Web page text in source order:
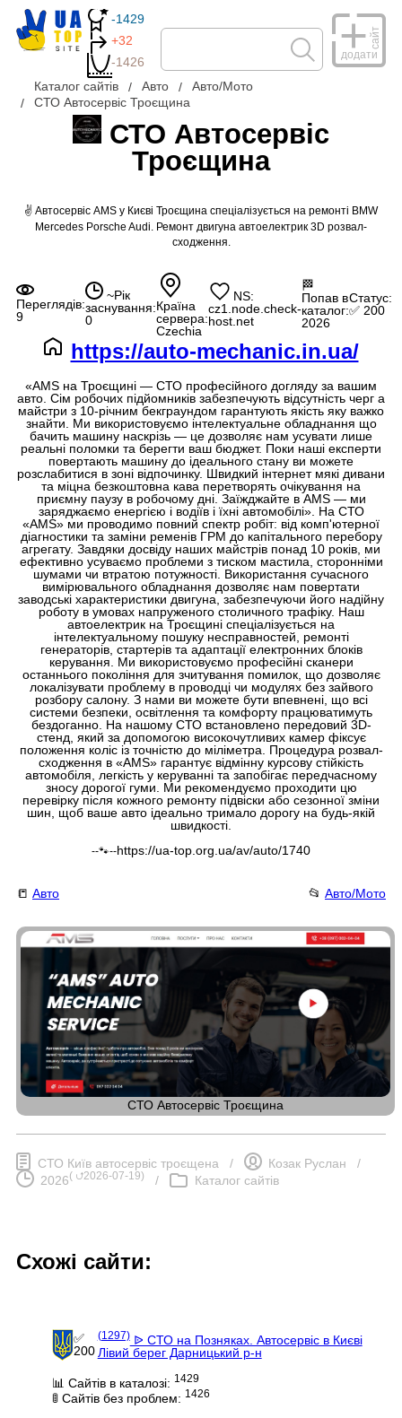
-1429
+32
-1426
додати
сайт
Каталог сайтів Авто
Авто/Мото
СТО Автосервіс Троєщина
СТО Автосервіс
Троєщина
✌ Автосервіс AMS у Києві Троєщина спеціалізується на ремонті BMW
Mercedes Porsche Audi. Ремонт двигуна автоелектрик 3D розвал-
сходження.
Переглядів:
9
~Рік
заснування:
0
Країна
сервера:
Czechia
NS:
cz1.node.check-
host.net
🏁
Попав в
каталог:
2026
Статус:
✅ 200
https://auto-mechanic.in.ua/
«AMS на Троєщині — СТО професійного догляду за вашим
авто. Сім робочих підйомників забезпечують відсутність черг а
майстри з 10-річним бекграундом гарантують якість яку важко
знайти. Ми використовуємо інтелектуальне обладнання що
бачить машину наскрізь — це дозволяє нам усувати лише
реальні поломки та берегти ваш бюджет. Поки наші експерти
повертають машину до ідеального стану ви можете
розслабитися в зоні відпочинку. Швидкий інтернет мякі дивани
та міцна безкоштовна кава перетворять очікування на
приємну паузу в робочому дні. Заїжджайте в AMS — ми
заряджаємо енергією і водіїв і їхні автомобілі». На СТО
«AMS» ми проводимо повний спектр робіт: від комп'ютерної
діагностики та заміни ременів ГРМ до капітального перебору
агрегату. Завдяки досвіду наших майстрів понад 10 років, ми
ефективно усуваємо проблеми з тиском мастила, сторонніми
шумами чи втратою потужності. Використання сучасного
вимірювального обладнання дозволяє нам повертати
заводські характеристики двигуна, забезпечуючи його надійну
роботу в умовах напруженого столичного трафіку. Наш
автоелектрик на Троєщині спеціалізується на
інтелектуальному пошуку несправностей, ремонті
генераторів, стартерів та адаптації електронних блоків
керування. Ми використовуємо професійні сканери
останнього покоління для зчитування помилок, що дозволяє
локалізувати проблему в проводці чи модулях без зайвого
розбору салону. З нами ви можете бути впевнені, що всі
системи безпеки, освітлення та комфорту працюватимуть
бездоганно. На нашому СТО встановлено передовий 3D-
стенд, який за допомогою високочутливих камер фіксує
положення коліс із точністю до міліметра. Процедура розвал-
сходження в «AMS» гарантує відмінну курсову стійкість
автомобіля, легкість у керуванні та запобігає передчасному
зносу дорогої гуми. Ми рекомендуємо проходити цю
перевірку після кожного ремонту підвіски або сезонної зміни
шин, щоб ваше авто ідеально тримало дорогу на будь-якій
швидкості.
--🐾--https://ua-top.org.ua/av/auto/1740
📒 Авто 📂 Авто/Мото
СТО Автосервіс Троєщина
СТО Київ автосервіс троєщена / Козак Руслан /
2026( ⮍2026-07-19) / Каталог сайтів
Схожі сайти:
✅
200
(1297)ᐉ СТО на Позняках. Автосервіс в Києві
Лівий берег Дарницький р-н
📊 Сайтів в каталозі: 1429
🚦 Сайтів без проблем: 1426